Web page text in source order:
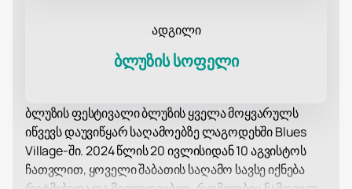
ადგილი
ბლუზის სოფელი
ბლუზის ფესტივალი ბლუზის ყველა მოყვარულს
იწვევს დაუვიწყარ საღამოებზე ლაგოდეხში Blues
Village-ში. 2024 წლის 20 ივლისიდან 10 აგვისტოს
ჩათვლით, ყოველი შაბათის საღამო სავსე იქნება